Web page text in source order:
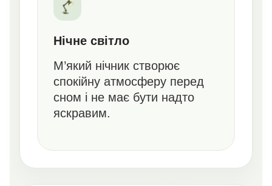
Нічне світло
М’який нічник створює
спокійну атмосферу перед
сном і не має бути надто
яскравим.